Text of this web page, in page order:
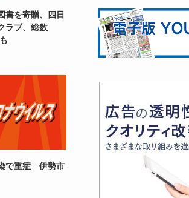
書を寄贈、四日
ラブ、総数
で重症 伊勢市